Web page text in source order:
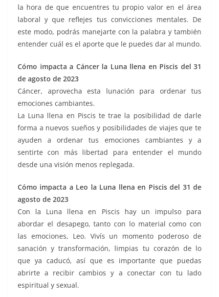
la hora de que encuentres tu propio valor en el área
laboral y que reflejes tus convicciones mentales. De
este modo, podrás manejarte con la palabra y también
entender cuál es el aporte que le puedes dar al mundo.
Cómo impacta a Cáncer la Luna llena en Piscis del 31
de agosto de 2023
Cáncer, aprovecha esta lunación para ordenar tus
emociones cambiantes.
La Luna llena en Piscis te trae la posibilidad de darle
forma a nuevos sueños y posibilidades de viajes que te
ayuden a ordenar tus emociones cambiantes y a
sentirte con más libertad para entender el mundo
desde una visión menos replegada.
Cómo impacta a Leo la Luna llena en Piscis del 31 de
agosto de 2023
Con la Luna llena en Piscis hay un impulso para
abordar el desapego, tanto con lo material como con
las emociones, Leo. Vivís un momento poderoso de
sanación y transformación, limpias tu corazón de lo
que ya caducó, así que es importante que puedas
abrirte a recibir cambios y a conectar con tu lado
espiritual y sexual.